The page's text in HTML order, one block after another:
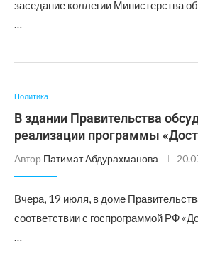
заседание коллегии Министерства
…
Политика
В здании Правительства
реализации программы
Автор Патимат Абдурахманова
Вчера, 19 июля, в доме
соответствии с госпрограммой РФ
…